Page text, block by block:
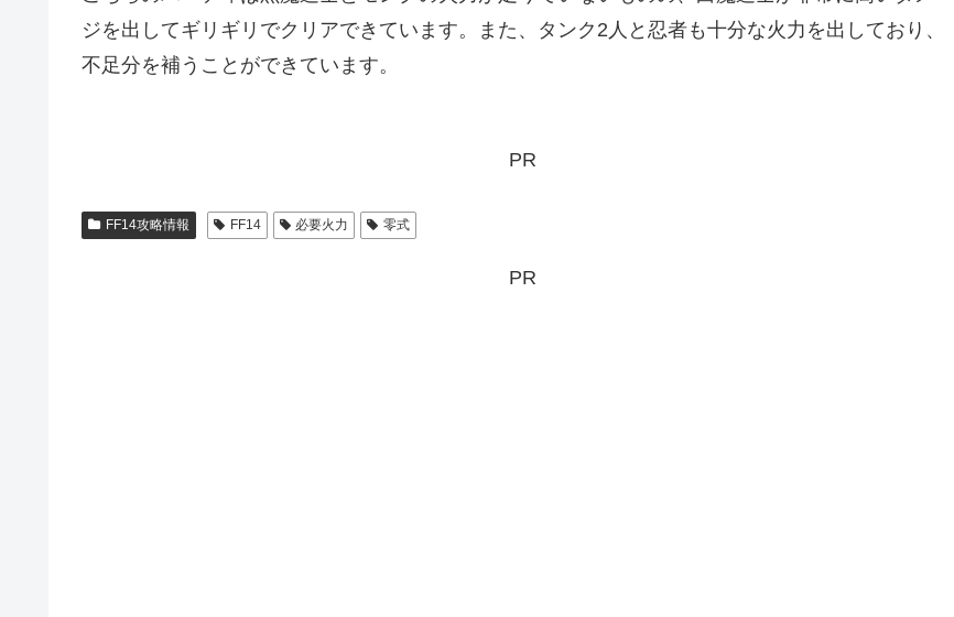
ジを出してギリギリでクリアできています。また、タンク2人と忍者も十分な火力を出しており、
不足分を補うことができています。
PR
FF14攻略情報 FF14 必要火力 零式
PR